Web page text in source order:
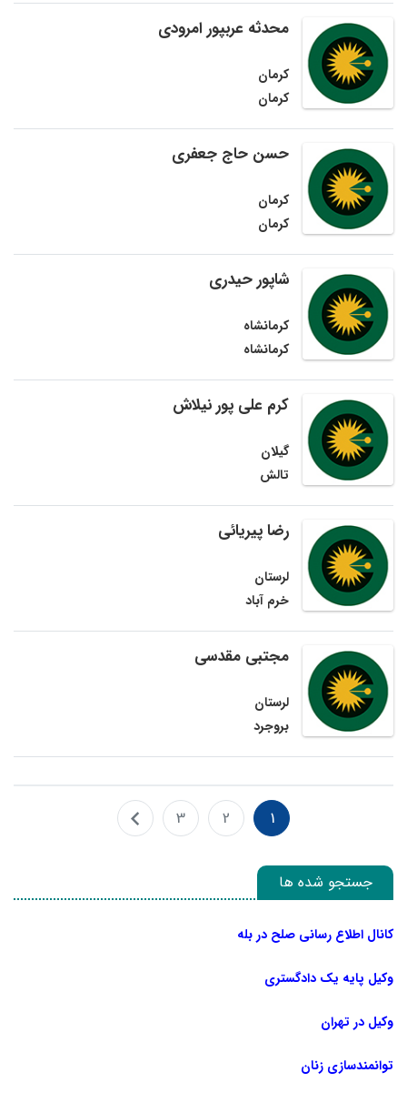
محدثه عربپور امرودی
کرمان
کرمان
حسن حاج جعفری
کرمان
کرمان
شاپور حیدری
کرمانشاه
کرمانشاه
کرم علی پور نیلاش
گیلان
تالش
رضا پیریائی
لرستان
خرم آباد
مجتبی مقدسی
لرستان
بروجرد
1
2
3
جستجو شده ها
کانال اطلاع رسانی صلح در بله
وکیل پایه یک دادگستری
وکیل در تهران
توانمندسازی زنان